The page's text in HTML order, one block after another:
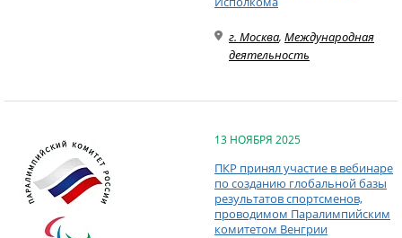
г. Москва, Международная
деятельность
13 НОЯБРЯ 2025
ПКР принял участие в вебинаре
по созданию глобальной базы
результатов спортсменов,
проводимом Паралимпийским
комитетом Венгрии